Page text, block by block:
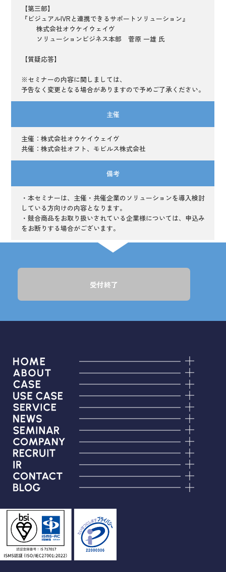
【第三部】
『ビジュアルIVRと連携できるサポートソリューション』
株式会社オウケイウェイヴ
ソリューションビジネス本部 菅原 一雄 氏
【質疑応答】
※セミナーの内容に関しましては、
予告なく変更となる場合がありますので予めご了承ください。
主催
主催：株式会社オウケイウェイヴ
共催：株式会社オフト、モビルス株式会社
備考
・本セミナーは、主催・共催企業のソリューションを導入検討
している方向けの内容となります。
・競合商品をお取り扱いされている企業様については、申込み
をお断りする場合がございます。
受付終了